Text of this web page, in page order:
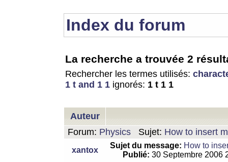
Index du forum
La recherche a trouvée 2
Rechercher les termes utilisés:
1 t and 1 1 ignorés: 1 t 1 1
Auteur
Forum: Physics Sujet: How to insert
xantox
Sujet du message: How to
Publié: 30 Septembre 2006